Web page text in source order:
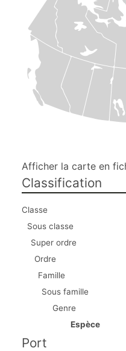
Afficher la carte en
Classification
Classe
Sous classe
Super ordre
Ordre
Famille
Sous famille
Genre
Espèce
Port